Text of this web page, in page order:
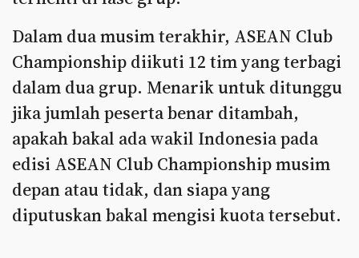
Dalam dua musim terakhir, ASEAN Club
Championship diikuti 12 tim yang terbagi
dalam dua grup. Menarik untuk ditunggu
jika jumlah peserta benar ditambah,
apakah bakal ada wakil Indonesia pada
edisi ASEAN Club Championship musim
depan atau tidak, dan siapa yang
diputuskan bakal mengisi kuota tersebut.